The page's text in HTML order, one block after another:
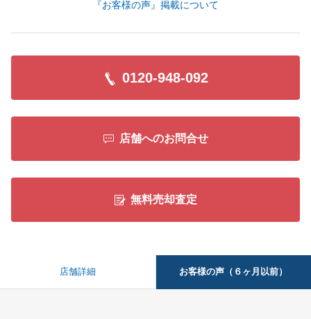
『お客様の声』掲載について
0120-948-092
店舗へのお問合せ
無料売却査定
店舗詳細 お客様の声（６ヶ月以前）